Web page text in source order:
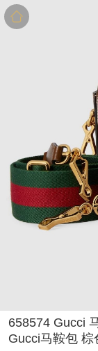
658574 Gucci
Gucci马鞍包 棕